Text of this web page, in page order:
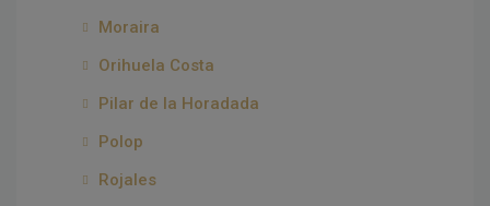
Moraira
Orihuela Costa
Pilar de la Horadada
Polop
Rojales